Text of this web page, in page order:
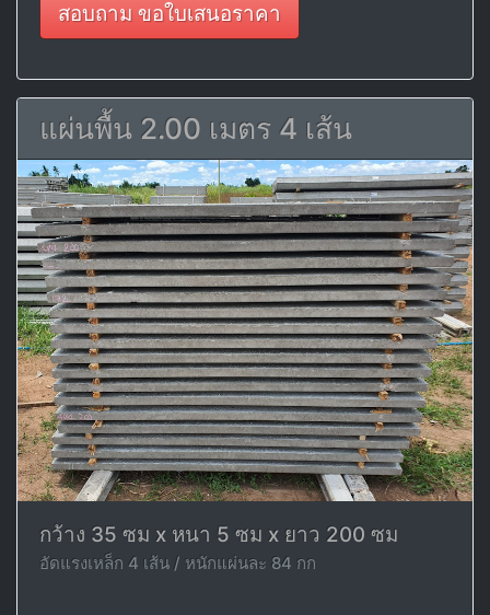
สอบถาม ขอใบเสนอราคา
แผ่นพื้น 2.00 เมตร 4 เส้น
กว้าง 35 ซม x หนา 5 ซม x ยาว 200 ซม
อัดแรงเหล็ก 4 เส้น / หนักแผ่นละ 84 กก